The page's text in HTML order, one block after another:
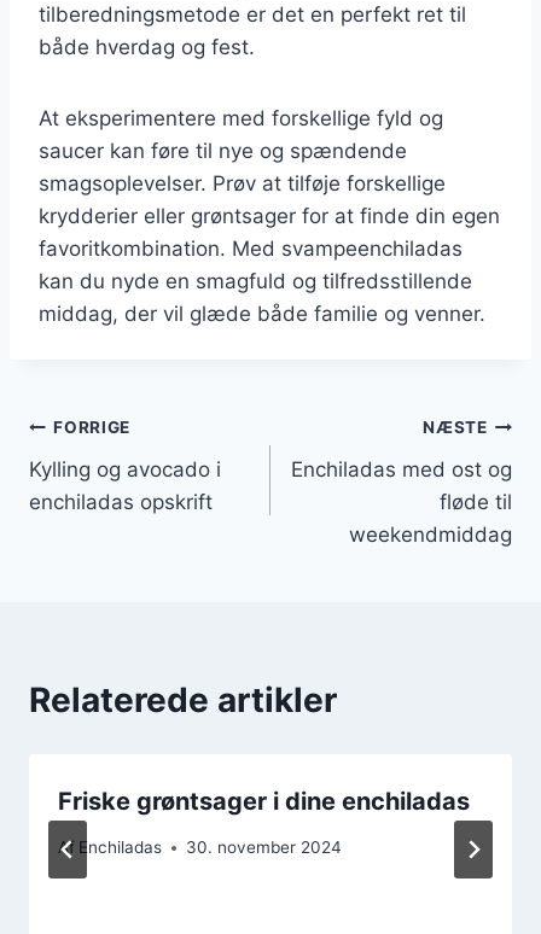
tilberedningsmetode er det en perfekt ret til
både hverdag og fest.
At eksperimentere med forskellige fyld og
saucer kan føre til nye og spændende
smagsoplevelser. Prøv at tilføje forskellige
krydderier eller grøntsager for at finde din egen
favoritkombination. Med svampeenchiladas
kan du nyde en smagfuld og tilfredsstillende
middag, der vil glæde både familie og venner.
Indlægsnavigation
FORRIGE
Kylling og avocado i
enchiladas opskrift
NÆSTE
Enchiladas med ost og
fløde til
weekendmiddag
Relaterede artikler
Friske grøntsager i dine enchiladas
Af Enchiladas 30. november 2024